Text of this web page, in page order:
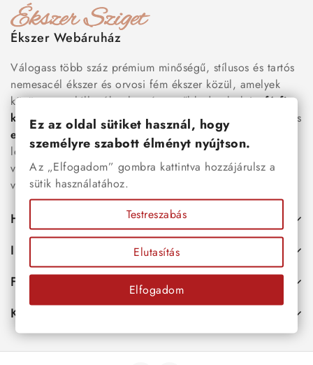
Ékszer Webáruház
Válogass több száz prémium minőségű, stílusos és tartós
nemesacél ékszer és orvosi fém ékszer közül, amelyek
között megtalálhatók a legnépszerűbb darabok is:férfi
karkötők
, női nyakláncok , karikagyűrűk
és
esküvői kiegészítőkegyaránt. Webáruházunkban a
legújabb trendeket követő, mégis időtálló ékszerek közül
választhatsz – legyen szó ajándékról, mindennapi
viseletről vagy különleges alkalmakról.
Hasznos
Információk
Fiókod
Kapcsolat
Ez az oldal sütiket használ, hogy
személyre szabott élményt nyújtson.
Az „Elfogadom” gombra kattintva hozzájárulsz a
sütik használatához.
Testreszabás
Elutasítás
Elfogadom